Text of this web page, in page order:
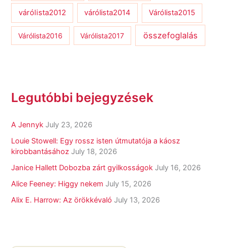
várólista2012 várólista2014 Várólista2015
Várólista2016 Várólista2017 összefoglalás
Legutóbbi bejegyzések
A Jennyk July 23, 2026
Louie Stowell: Egy ​rossz isten útmutatója a káosz
kirobbantásához July 18, 2026
Janice Hallett Dobozba zárt gyilkosságok July 16, 2026
Alice Feeney: Higgy nekem July 15, 2026
Alix E. Harrow: Az örökkévaló July 13, 2026